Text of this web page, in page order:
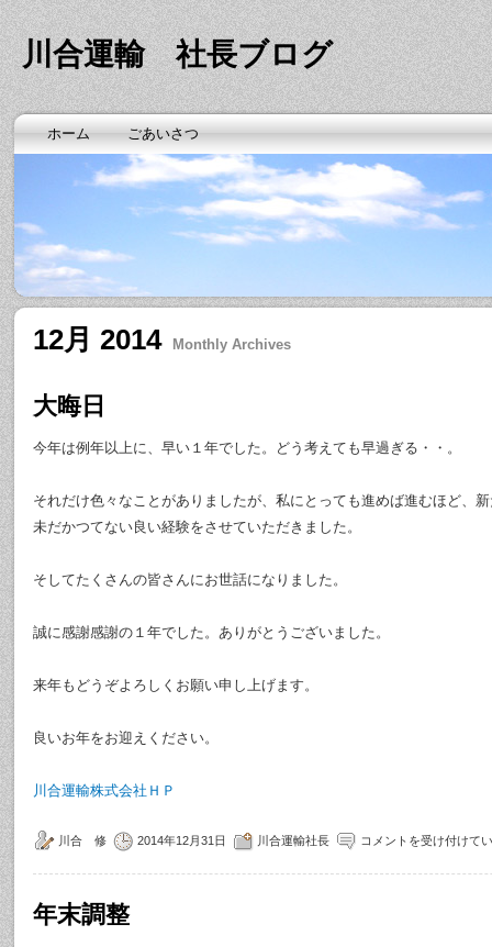
川合運輸 社長ブログ
ホーム ごあいさつ
12月 2014 Monthly Archives
大晦日
今年は例年以上に、早い１年でした。どう考えても早過ぎる・・。
それだけ色々なことがありましたが、私にとっても進めば進むほど、
未だかつてない良い経験をさせていただきました。
そしてたくさんの皆さんにお世話になりました。
誠に感謝感謝の１年でした。ありがとうございました。
来年もどうぞよろしくお願い申し上げます。
良いお年をお迎えください。
川合運輸株式会社ＨＰ
川合 修 2014年12月31日 川合運輸社長 コメントを受け付けて
年末調整